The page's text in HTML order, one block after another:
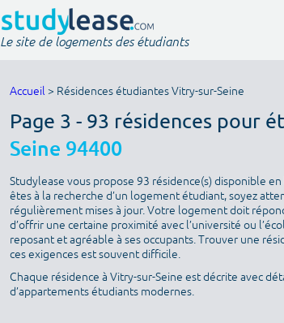
Le site de logements des étudiants
Accueil > Résidences étudiantes Vitry-sur-Seine
Page 3 - 93 résidences pour
Seine 94400
Studylease vous propose 93 résidence(s) disponible
êtes à la recherche d’un logement étudiant, soyez
régulièrement mises à jour. Votre logement doit
d’offrir une certaine proximité avec l’université ou
reposant et agréable à ses occupants. Trouver une
ces exigences est souvent difficile.
Chaque résidence à Vitry-sur-Seine est décrite avec
d’appartements étudiants modernes.